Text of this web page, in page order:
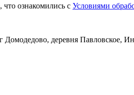
ознакомились с Условиями
Домодедово, деревня Павловское,